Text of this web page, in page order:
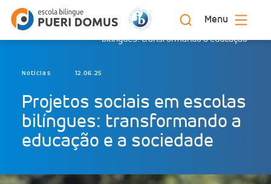
Menu
Início
Projetos sociais em escolas
bilíngues: transformando a educação
Notícias 12.06.25
Projetos sociais em escolas
bilíngues: transformando a
educação e a sociedade